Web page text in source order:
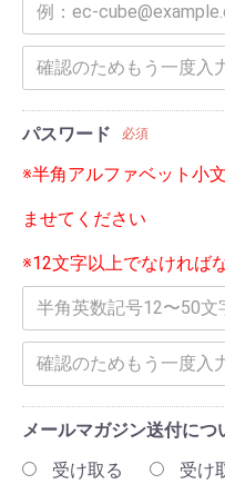
パスワード 必須
※半角アルファベット小
ませてください
※12文字以上でなければ
メールマガジン送付につ
受け取る 受け